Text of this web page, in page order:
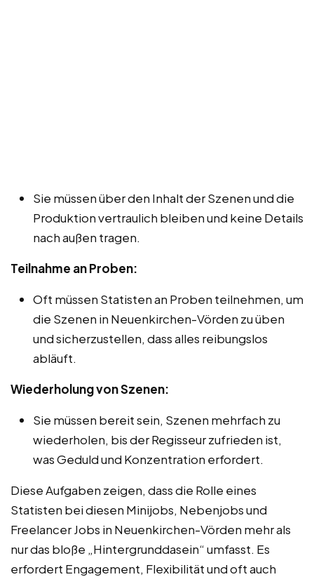
Sie müssen über den Inhalt der Szenen und die
Produktion vertraulich bleiben und keine Details
nach außen tragen.
Teilnahme an Proben:
Oft müssen Statisten an Proben teilnehmen, um
die Szenen in Neuenkirchen-Vörden zu üben
und sicherzustellen, dass alles reibungslos
abläuft.
Wiederholung von Szenen:
Sie müssen bereit sein, Szenen mehrfach zu
wiederholen, bis der Regisseur zufrieden ist,
was Geduld und Konzentration erfordert.
Diese Aufgaben zeigen, dass die Rolle eines
Statisten bei diesen Minijobs, Nebenjobs und
Freelancer Jobs in Neuenkirchen-Vörden mehr als
nur das bloße „Hintergrunddasein“ umfasst. Es
erfordert Engagement, Flexibilität und oft auch